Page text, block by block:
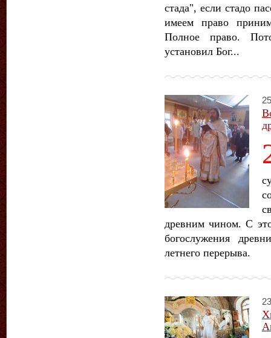
стада", если стадо
имеем право
Полное право.
установил Бог...
древним чином. С
богослужения
летнего перерыва.